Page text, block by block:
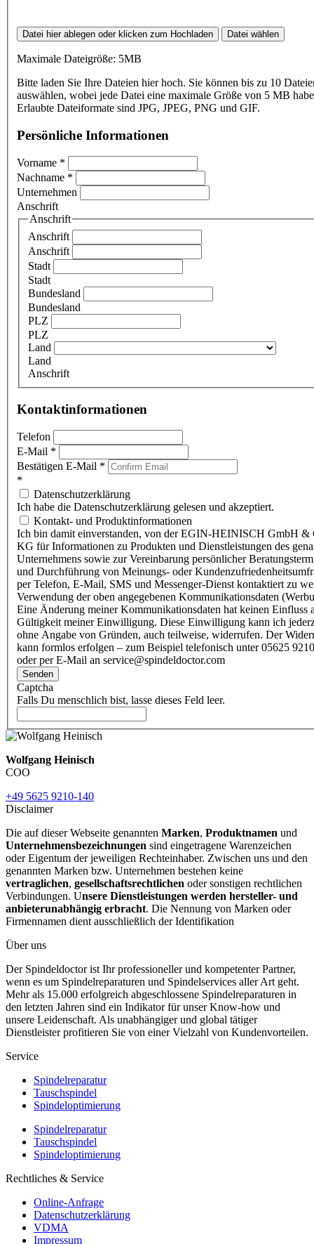
Datei hier ablegen oder klicken zum Hochladen Datei wählen
Maximale Dateigröße: 5MB
Bitte laden Sie Ihre Dateien hier hoch. Sie können bis zu 10
auswählen, wobei jede Datei eine maximale Größe von 5 MB
Erlaubte Dateiformate sind JPG, JPEG, PNG und GIF.
Persönliche Informationen
Vorname *
Nachname *
Unternehmen
Anschrift
Anschrift
Anschrift
Anschrift
Stadt
Stadt
Bundesland
Bundesland
PLZ
PLZ
Land
Land
Anschrift
Kontaktinformationen
Telefon
E-Mail *
Bestätigen E-Mail *
*
Datenschutzerklärung
Ich habe die Datenschutzerklärung gelesen und akzeptiert.
Kontakt- und Produktinformationen
Ich bin damit einverstanden, von der EGIN-HEINISCH GmbH &
KG für Informationen zu Produkten und Dienstleistungen des
Unternehmens sowie zur Vereinbarung persönlicher
und Durchführung von Meinungs- oder
per Telefon, E-Mail, SMS und Messenger-Dienst kontaktiert zu
Verwendung der oben angegebenen Kommunikationsdaten
Eine Änderung meiner Kommunikationsdaten hat keinen Einfluss
Gültigkeit meiner Einwilligung. Diese Einwilligung kann ich
ohne Angabe von Gründen, auch teilweise, widerrufen. Der
kann formlos erfolgen – zum Beispiel telefonisch unter 05625
oder per E-Mail an service@spindeldoctor.com
Senden
Captcha
Falls Du menschlich bist, lasse dieses Feld leer.
Wolfgang Heinisch
COO
+49 5625 9210-140
Disclaimer
Die auf dieser Webseite genannten Marken, Produktnamen und
Unternehmensbezeichnungen sind eingetragene Warenzeichen
oder Eigentum der jeweiligen Rechteinhaber. Zwischen uns und den
genannten Marken bzw. Unternehmen bestehen keine
vertraglichen, gesellschaftsrechtlichen oder sonstigen rechtlichen
Verbindungen. Unsere Dienstleistungen werden hersteller- und
anbieterunabhängig erbracht. Die Nennung von Marken oder
Firmennamen dient ausschließlich der Identifikation
Über uns
Der Spindeldoctor ist Ihr professioneller und kompetenter Partner,
wenn es um Spindelreparaturen und Spindelservices aller Art geht.
Mehr als 15.000 erfolgreich abgeschlossene Spindelreparaturen in
den letzten Jahren sind ein Indikator für unser Know-how und
unsere Leidenschaft. Als unabhängiger und global tätiger
Dienstleister profitieren Sie von einer Vielzahl von Kundenvorteilen.
Service
Spindelreparatur
Tauschspindel
Spindeloptimierung
Spindelreparatur
Tauschspindel
Spindeloptimierung
Rechtliches & Service
Online-Anfrage
Datenschutzerklärung
VDMA
Impressum